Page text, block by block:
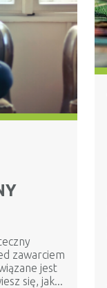
zawarciem
jest
się, jak...